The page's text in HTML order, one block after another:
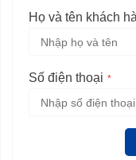
Họ và tên khách
Số điện thoại